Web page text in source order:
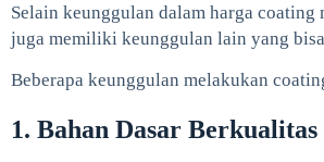
Selain keunggulan dalam harga
juga memiliki keunggulan lain yang
Beberapa keunggulan melakukan
1. Bahan Dasar